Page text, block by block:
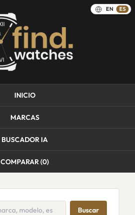
EN ES
INICIO
MARCAS
BUSCADOR IA
COMPARAR (0)
Buscar